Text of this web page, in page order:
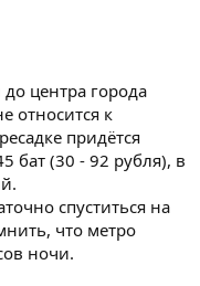
центра города
относится к
придётся
бат (30 - 92 рубля), в
спуститься на
что метро
ночи.